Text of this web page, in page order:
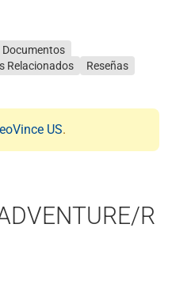
Documentos
Relacionados
Reseñas
US.
R